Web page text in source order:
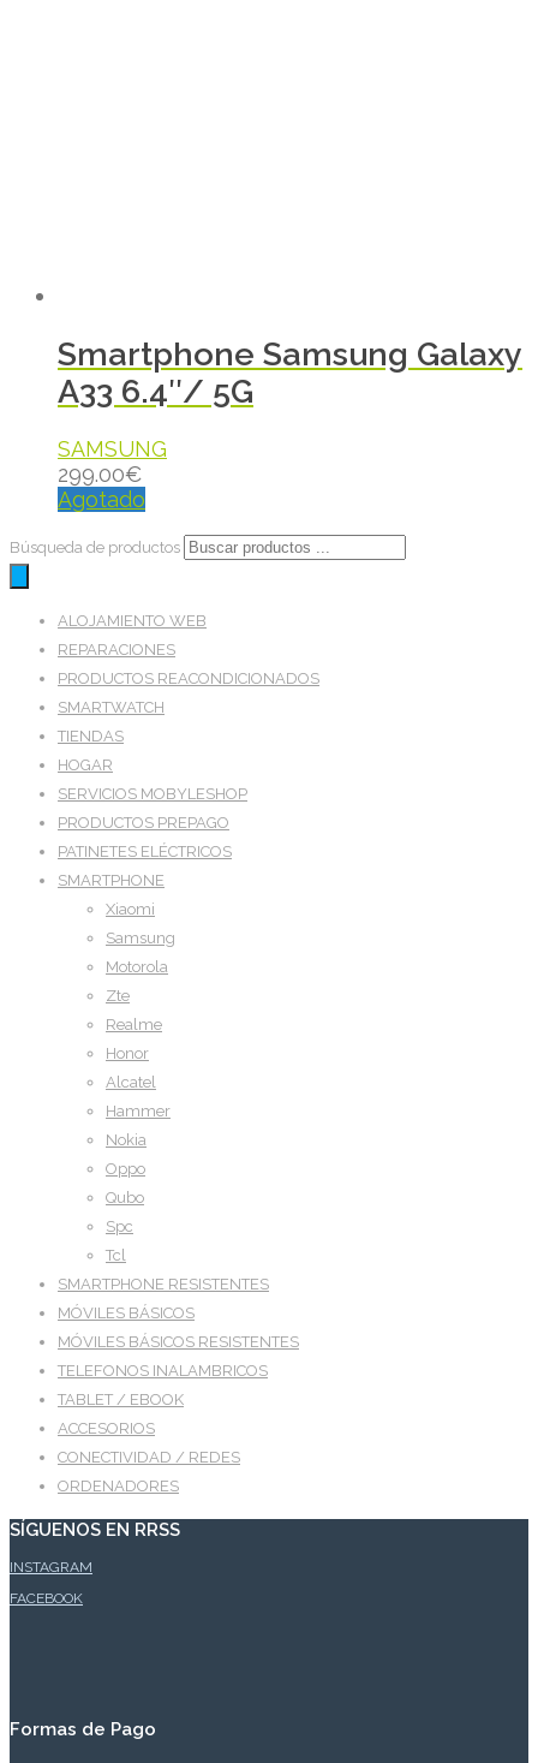
Smartphone Samsung Galaxy
A33 6.4″/ 5G
SAMSUNG
299.00€
Agotado
Búsqueda de productos
ALOJAMIENTO WEB
REPARACIONES
PRODUCTOS REACONDICIONADOS
SMARTWATCH
TIENDAS
HOGAR
SERVICIOS MOBYLESHOP
PRODUCTOS PREPAGO
PATINETES ELÉCTRICOS
SMARTPHONE
Xiaomi
Samsung
Motorola
Zte
Realme
Honor
Alcatel
Hammer
Nokia
Oppo
Qubo
Spc
Tcl
SMARTPHONE RESISTENTES
MÓVILES BÁSICOS
MÓVILES BÁSICOS RESISTENTES
TELEFONOS INALAMBRICOS
TABLET / EBOOK
ACCESORIOS
CONECTIVIDAD / REDES
ORDENADORES
SÍGUENOS EN RRSS
INSTAGRAM
FACEBOOK
Formas de Pago